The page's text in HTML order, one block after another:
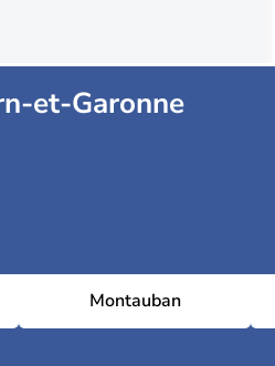
et-Garonne
Montauban